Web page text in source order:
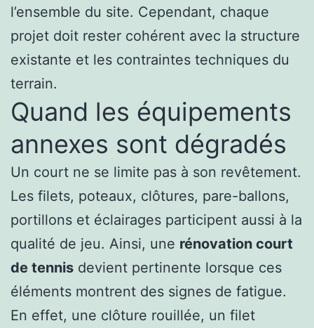
l’ensemble du site. Cependant, chaque
projet doit rester cohérent avec la structure
existante et les contraintes techniques du
terrain.
Quand les équipements
annexes sont dégradés
Un court ne se limite pas à son revêtement.
Les filets, poteaux, clôtures, pare-ballons,
portillons et éclairages participent aussi à la
qualité de jeu. Ainsi, une rénovation court
de tennis devient pertinente lorsque ces
éléments montrent des signes de fatigue.
En effet, une clôture rouillée, un filet